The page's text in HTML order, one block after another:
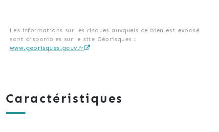
Les informations sur les risques auxquels ce bien est exposé
sont disponibles sur le site Géorisques :
www.georisques.gouv.fr
Caractéristiques